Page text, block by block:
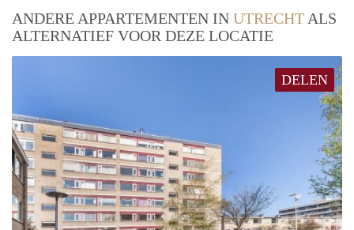
ANDERE APPARTEMENTEN IN UTRECHT ALS
ALTERNATIEF VOOR DEZE LOCATIE
DELEN